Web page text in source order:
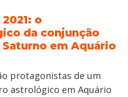
o
da conjunção
em Aquário
protagonistas de um
astrológico em Aquário